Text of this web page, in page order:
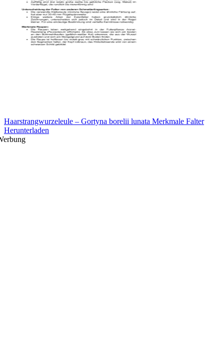
Haarstrangwurzeleule – Gortyna borelii lunata Merkmale Falter
Herunterladen